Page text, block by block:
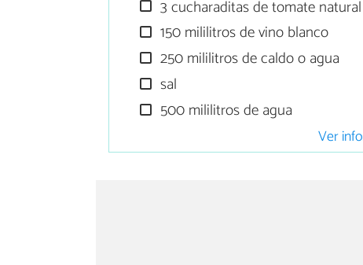
3 cucharaditas de tomate
150 mililitros de vino blanco
250 mililitros de caldo o agua
sal
500 mililitros de agua
Ver